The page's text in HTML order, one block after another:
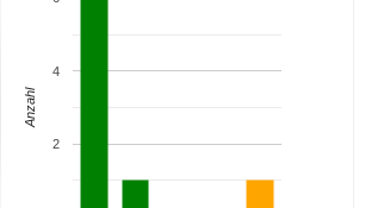
2
4
Anzahl